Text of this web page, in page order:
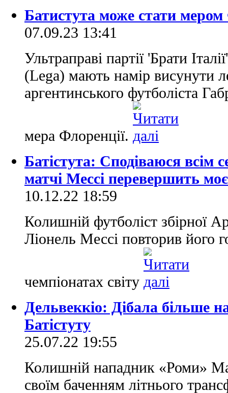
Батистута може стати мером
07.09.23 13:41
Ультраправі партії 'Брати
(Lega) мають намір висунути
аргентинського футболіста
мера Флоренції.
Батістута: Сподіваюся всім
матчі Мессі перевершить
10.12.22 18:59
Колишній футболіст збірної
Ліонель Мессі повторив його
чемпіонатах світу
Дельвеккіо: Дібала більше
Батістуту
25.07.22 19:55
Колишній нападник «Роми»
своїм баченням літнього